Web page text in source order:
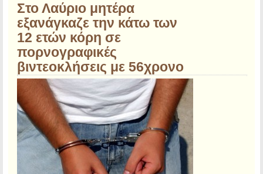
Στο Λαύριο μητέρα
εξανάγκαζε την κάτω των
12 ετών κόρη σε
πορνογραφικές
βιντεοκλήσεις με 56χρονο